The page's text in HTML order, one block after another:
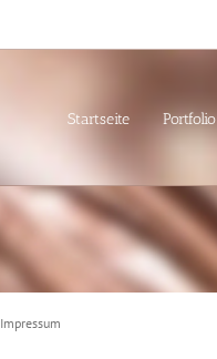
Startseite Portfolio
Impressum